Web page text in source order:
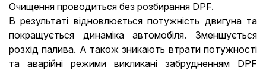
Очищення проводиться без розбирання DPF.
В результаті відновлюється потужність двигуна та
покращується динаміка автомобіля. Зменшується
розхід палива. А також зникають втрати потужності
та аварійні режими викликані забрудненням DPF